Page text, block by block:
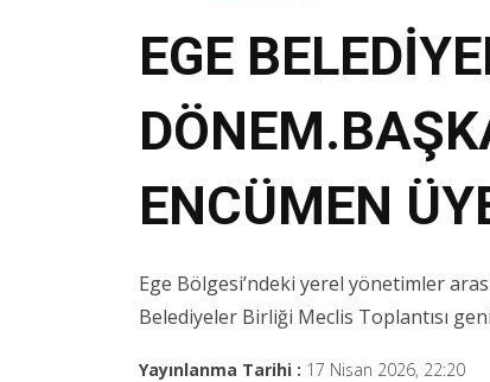
EGE
ENCÜMEN
Ege Bölgesi’ndeki yerel yönetimler
Belediyeler Birliği Meclis Toplantısı
Yayınlanma Tarihi : 17 Nisan 2026, 22:20